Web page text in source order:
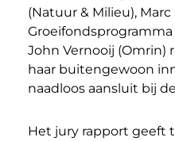
(Natuur & Milieu),
Groeifondsprogramma
John Vernooij (Omrin)
haar buitengewoon
naadloos aansluit bij
Het jury rapport geeft